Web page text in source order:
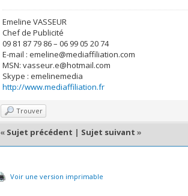
Emeline VASSEUR
Chef de Publicité
09 81 87 79 86 – 06 99 05 20 74
E-mail : emeline@mediaffiliation.com
MSN: vasseur.e@hotmail.com
Skype : emelinemedia
http://www.mediaffiliation.fr
Trouver
« Sujet précédent | Sujet suivant »
Voir une version imprimable